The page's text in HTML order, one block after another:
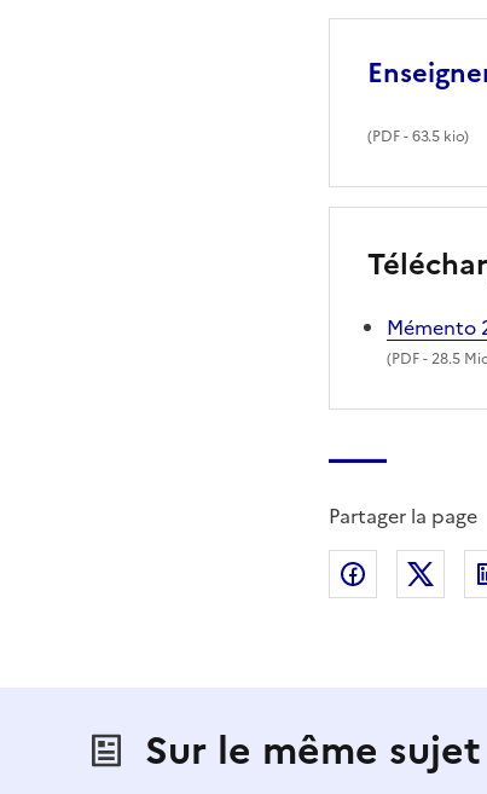
(PDF- 63.5 kio)
Mémento
(PDF- 28.5
Partager la page
Partager
Sur le même sujet